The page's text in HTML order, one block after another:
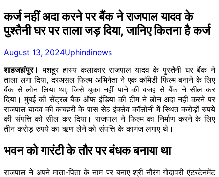
कर्ज नहीं अदा करने पर बैंक ने राजपाल यादव के
पुश्तैनी घर पर ताला जड़ दिया, जानिए कितना है कर्ज
August 13, 2024Uphindinews
शाहजहांपुर। मशहूर हास्य कलाकार राजपाल यादव के पुस्तैनी घर बैंक ने
ताला लगा दिया, दरअसल फिल्म अभिनेता ने एक कॉमेडी फिल्म बनाने के लिए
बैंक से लोन लिया था, जिसे चूका नहीं पाने की वजह से बैंक ने सील कर
दिया। मुंबई की सेंट्रल बैंक ऑफ इंडिया की टीम ने लोन अदा नहीं करने पर
राजपाल यादव की कचहरी के पास सेठ इंक्लेव कॉलोनी में स्थित करोड़ों रुपये
की संपत्ति को सील कर दिया। राजपाल ने फिल्म का निर्माण करने के लिए
तीन करोड़ रुपये का ऋण लेने को संपत्ति के कागज लगाए थे।
भवन को गारंटी के तौर पर बंधक बनाया था
राजपाल ने अपने माता-पिता के नाम पर बनाए श्री नौरंग गोदावरी एंटरटेनमेंट